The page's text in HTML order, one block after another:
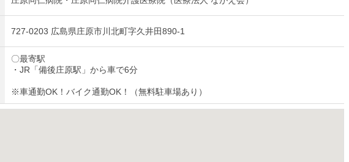
727-0203 広島県庄原市川北町字久井田890-1
〇最寄駅
・JR「備後庄原駅」から車で6分
※車通勤OK！バイク通勤OK！（無料駐車場あり）